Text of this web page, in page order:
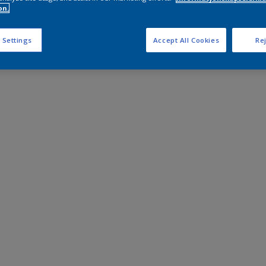
Settings Accept All Cookies